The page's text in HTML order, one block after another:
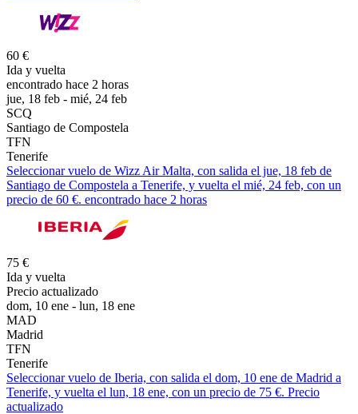
60 €
Ida y vuelta
encontrado hace 2 horas
jue, 18 feb - mié, 24 feb
SCQ
Santiago de Compostela
TFN
Tenerife
Seleccionar vuelo de Wizz Air Malta, con salida el jue, 18 feb de
Santiago de Compostela a Tenerife, y vuelta el mié, 24 feb, con un
precio de 60 €. encontrado hace 2 horas
75 €
Ida y vuelta
Precio actualizado
dom, 10 ene - lun, 18 ene
MAD
Madrid
TFN
Tenerife
Seleccionar vuelo de Iberia, con salida el dom, 10 ene de Madrid a
Tenerife, y vuelta el lun, 18 ene, con un precio de 75 €. Precio
actualizado